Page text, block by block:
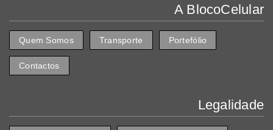
A BlocoCelular
Quem Somos Transporte Portefólio
Contactos
Legalidade